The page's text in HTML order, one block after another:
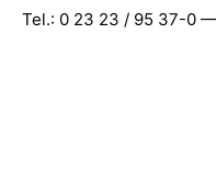
ZumTel.: 0 23 23 / 95 37-0